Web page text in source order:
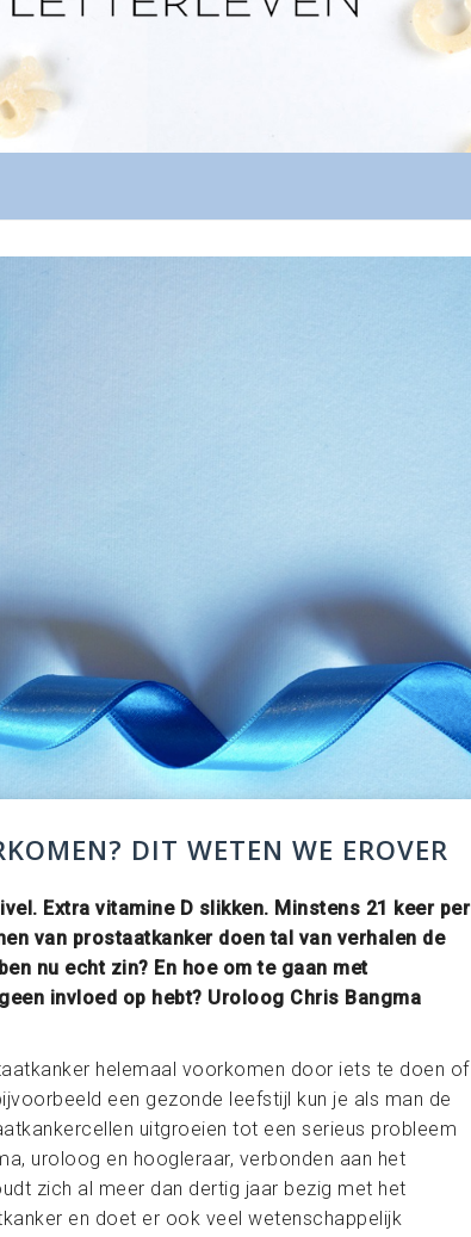
DIT WETEN WE EROVER
Extra vitamine D slikken. Minstens 21 keer per
van prostaatkanker doen tal van verhalen de
nu echt zin? En hoe om te gaan met
invloed op hebt? Uroloog Chris Bangma
helemaal voorkomen door iets te doen of
een gezonde leefstijl kun je als man de
uitgroeien tot een serieus probleem
uroloog en hoogleraar, verbonden aan het
zich al meer dan dertig jaar bezig met het
en doet er ook veel wetenschappelijk